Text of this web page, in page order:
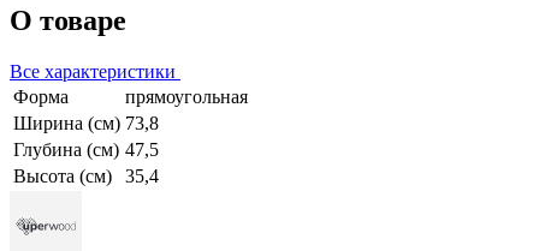
О товаре
Все характеристики
Форма
прямоугольная
Ширина (см) 73,8
Глубина (см) 47,5
Высота (см)
35,4